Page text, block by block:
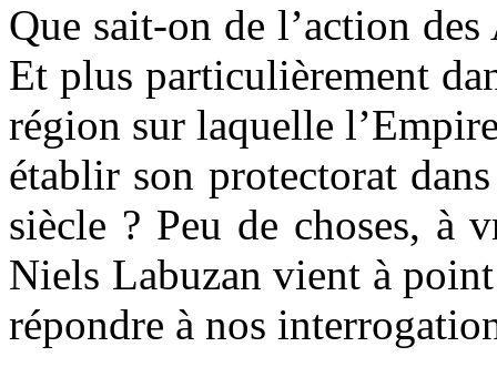
Que sait-on de l’action
Et plus particulièrement
région sur laquelle
établir son protectorat
siècle ? Peu de choses, à
Niels Labuzan vient à
répondre à nos